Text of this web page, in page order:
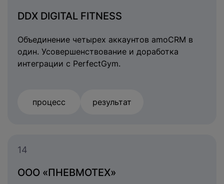
DDX DIGITAL FITNESS
Объединение четырех аккаунтов amoCRM в
один. Усовершенствование и доработка
интеграции с PerfectGym.
процесс результат
14
ООО «ПНЕВМОТЕХ»